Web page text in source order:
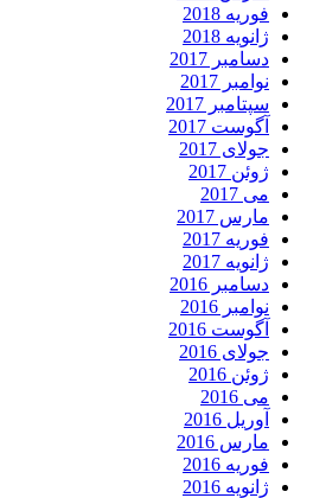
فوریه 2018
ژانویه 2018
دسامبر 2017
نوامبر 2017
سپتامبر 2017
آگوست 2017
جولای 2017
ژوئن 2017
می 2017
مارس 2017
فوریه 2017
ژانویه 2017
دسامبر 2016
نوامبر 2016
آگوست 2016
جولای 2016
ژوئن 2016
می 2016
آوریل 2016
مارس 2016
فوریه 2016
ژانویه 2016